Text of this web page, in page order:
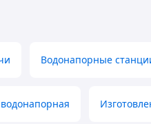
Водонапорные